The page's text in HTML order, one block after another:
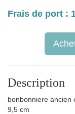
Frais de port :
Description
bonbonniere ancien
9,5 cm